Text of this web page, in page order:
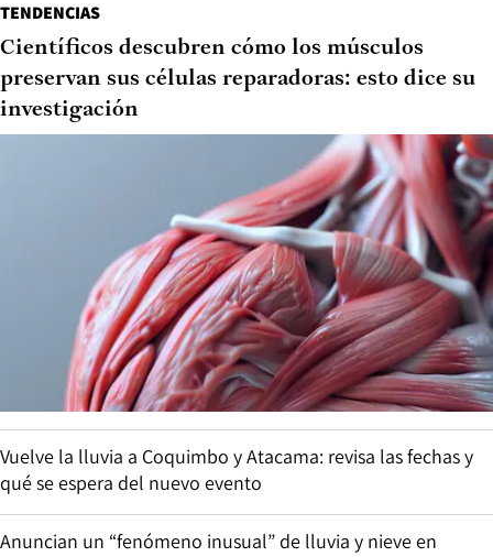
TENDENCIAS
Científicos descubren cómo los músculos
preservan sus células reparadoras: esto dice su
investigación
Vuelve la lluvia a Coquimbo y Atacama: revisa las fechas y
qué se espera del nuevo evento
Anuncian un “fenómeno inusual” de lluvia y nieve en